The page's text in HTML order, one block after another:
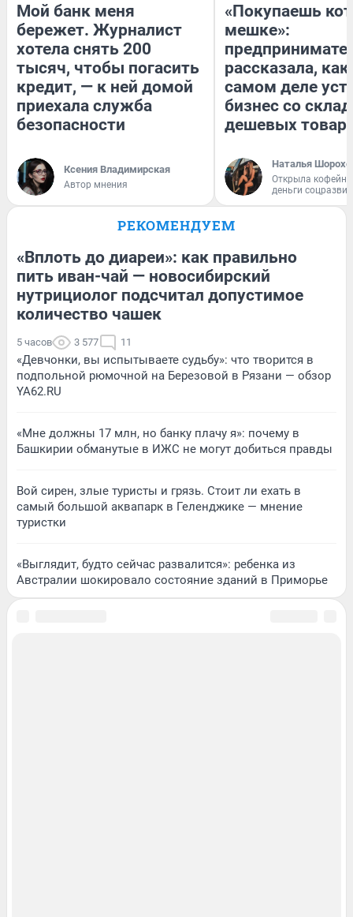
Мой банк меня
бережет. Журналист
хотела снять 200
тысяч, чтобы погасить
кредит, — к ней домой
приехала служба
безопасности
Ксения Владимирская
Автор мнения
«Покупаешь
мешке»:
рассказала, как
самом деле
бизнес со
дешевых
Наталья
Открыла
деньги
РЕКОМЕНДУЕМ
«Вплоть до диареи»: как правильно
пить иван-чай — новосибирский
нутрициолог подсчитал допустимое
количество чашек
5 часов 3 577 11
«Девчонки, вы испытываете судьбу»: что творится в
подпольной рюмочной на Березовой в Рязани — обзор
YA62.RU
«Мне должны 17 млн, но банку плачу я»: почему в
Башкирии обманутые в ИЖС не могут добиться правды
Вой сирен, злые туристы и грязь. Стоит ли ехать в
самый большой аквапарк в Геленджике — мнение
туристки
«Выглядит, будто сейчас развалится»: ребенка из
Австралии шокировало состояние зданий в Приморье